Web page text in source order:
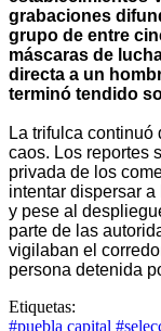
grabaciones
grupo de entre
máscaras de
directa a un
terminó tendido
La trifulca continuó
caos. Los reportes
privada de los
intentar dispersar
y pese al
parte de las
vigilaban el
persona detenida
Etiquetas:
#puebla capital